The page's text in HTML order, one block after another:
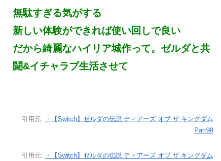
無駄すぎる気がする
新しい体験ができれば使い回しで良い
だから綺麗なハイリア城作って。ゼルダと共
闘&イチャラブ生活させて
引用元:
・【Switch】ゼルダの伝説 ティアーズ オブ ザ キングダム
Part98
引用元: ・【Switch】ゼルダの伝説 ティアーズ オブ ザ キングダム